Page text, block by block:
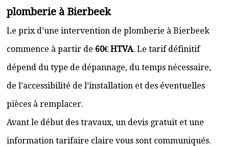
plomberie à Bierbeek
Le prix d’une intervention de plomberie à Bierbeek
commence à partir de 60€ HTVA. Le tarif définitif
dépend du type de dépannage, du temps nécessaire,
de l’accessibilité de l’installation et des éventuelles
pièces à remplacer.
Avant le début des travaux, un devis gratuit et une
information tarifaire claire vous sont communiqués.